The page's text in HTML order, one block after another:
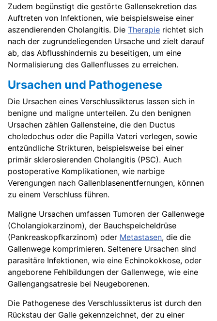
Zudem begünstigt die gestörte Gallensekretion das
Auftreten von Infektionen, wie beispielsweise einer
aszendierenden Cholangitis. Die Therapie richtet sich
nach der zugrundeliegenden Ursache und zielt darauf
ab, das Abflusshindernis zu beseitigen, um eine
Normalisierung des Gallenflusses zu erreichen.
Ursachen und Pathogenese
Die Ursachen eines Verschlussikterus lassen sich in
benigne und maligne unterteilen. Zu den benignen
Ursachen zählen Gallensteine, die den Ductus
choledochus oder die Papilla Vateri verlegen, sowie
entzündliche Strikturen, beispielsweise bei einer
primär sklerosierenden Cholangitis (PSC). Auch
postoperative Komplikationen, wie narbige
Verengungen nach Gallenblasenentfernungen, können
zu einem Verschluss führen.
Maligne Ursachen umfassen Tumoren der Gallenwege
(Cholangiokarzinom), der Bauchspeicheldrüse
(Pankreaskopfkarzinom) oder Metastasen, die die
Gallenwege komprimieren. Seltenere Ursachen sind
parasitäre Infektionen, wie eine Echinokokkose, oder
angeborene Fehlbildungen der Gallenwege, wie eine
Gallengangsatresie bei Neugeborenen.
Die Pathogenese des Verschlussikterus ist durch den
Rückstau der Galle gekennzeichnet, der zu einer